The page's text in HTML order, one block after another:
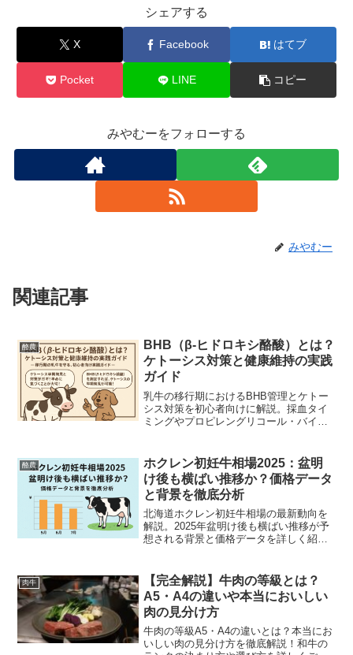
シェアする
X Facebook はてブ
Pocket LINE コピー
みやむーをフォローする
みやむー
関連記事
酪農
BHB（β-ヒドロキシ酪酸）とは？
ケトーシス対策と健康維持の実践
ガイド
乳牛の移行期におけるBHB管理とケトー
シス対策を初心者向けに解説。採血タイ
ミングやプロピレングリコール・バイパ
酪農
ホクレン初妊牛相場2025：盆明
け後も横ばい推移か？価格データ
と背景を徹底分析
北海道ホクレン初妊牛相場の最新動向を
解説。2025年盆明け後も横ばい推移が予
想される背景と価格データを詳しく紹
肉牛
【完全解説】牛肉の等級とは？
A5・A4の違いや本当においしい
肉の見分け方
牛肉の等級A5・A4の違いとは？本当にお
いしい肉の見分け方を徹底解説！和牛の